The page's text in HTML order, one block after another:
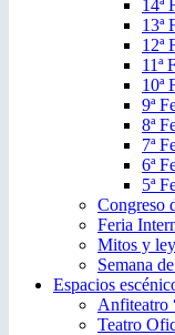
14ª
13ª
12ª
11ª
10ª
9ª
8ª
7ª
6ª
5ª
Congreso
Feria
Mitos y
Semana
Espacios
Anfiteatro
Teatro